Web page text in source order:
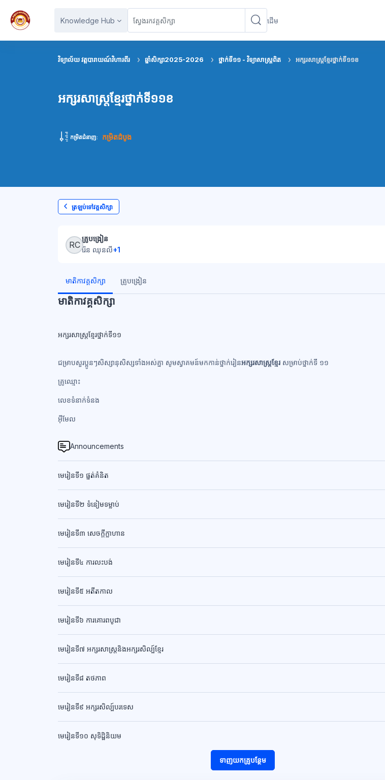
Knowledge Hub
ស្វែងរកវគ្គសិក្សា
ដើម
វិទ្យាល័យ វត្តបារាយណ៍វិហារពីរ ឆ្នាំសិក្សា2025-2026 ថ្នាក់ទី១១ - វិទ្យាសាស្រ្តពិត អក្សរសាស្រ្តខ្មែរថ្នាក់ទី១១ខ
អក្សរសាស្រ្តខ្មែរថ្នាក់ទី១១ខ
កម្រិតជំនាញ: កម្រិតដំបូង
ត្រឡប់ទៅវគ្គសិក្សា
ប្លុក
RC
គ្រូបង្រៀន
រ៉ែន ឈុនលី+1
មាតិកាវគ្គសិក្សា គ្រូបង្រៀន
មាតិកាវគ្គសិក្សា
អក្សរសាស្រ្តខ្មែរថ្នាក់ទី១១
ជម្រាបសួរប្អូនៗសិស្សានុសិស្សទាំងអស់គ្នា សូមស្វាគមន៍មកកាន់ថ្នាក់រៀនអក្សរសាស្រ្ដខ្មែរ សម្រាប់ថ្នាក់ទី ១១
គ្រូឈ្មោះ
លេខទំនាក់ទំនង​
អ៊ីមែល
Announcements
មេរៀនទី១ ផ្នត់គំនិត
មេរៀនទី២ ទំនៀមទម្លាប់
មេរៀនទី៣ សេចក្តីក្លាហាន
មេរៀនទី៤ ការលះបង់
មេរៀនទី៥ អតីតកាល
មេរៀនទី៦ ការគោរពបូជា
មេរៀនទី៧ អក្សរសាស្រ្តនិងអក្សរសិល្ប៍ខ្មែរ
មេរៀនទី៨ តថភាព
មេរៀនទី៩ អក្សរសិល្ប៍បរទេស
មេរៀនទី១០ សុទិដ្ឋិនិយម
ទាញយកគ្រូបន្ថែម